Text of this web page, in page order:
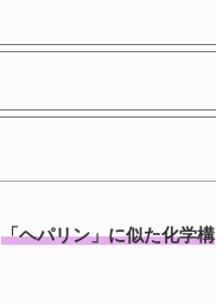
「ヘパリン」に似た化学構